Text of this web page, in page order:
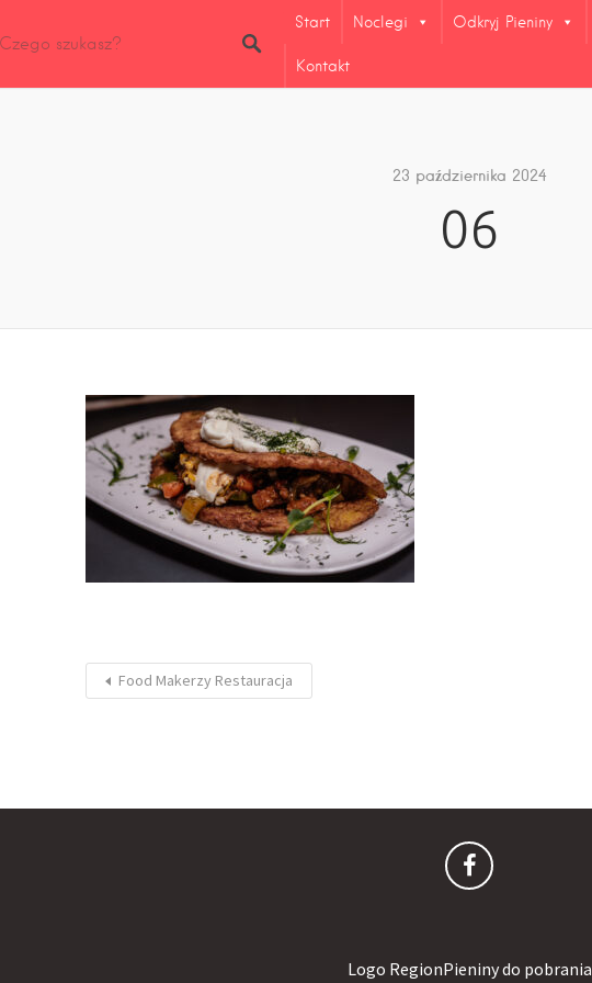
Start Noclegi Odkryj Pieniny
Kontakt
23 października 2024
06
Food Makerzy Restauracja
Logo RegionPieniny do pobrania